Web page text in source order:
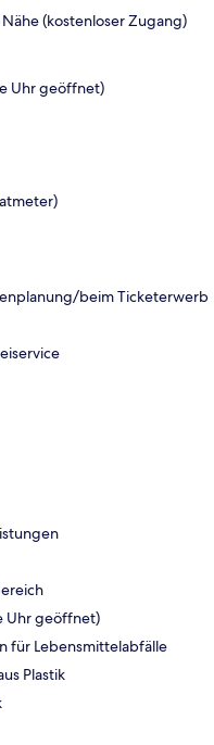
(kostenloser Zugang)
Uhr geöffnet)
beim Ticketerwerb
Uhr geöffnet)
für Lebensmittelabfälle
Plastik